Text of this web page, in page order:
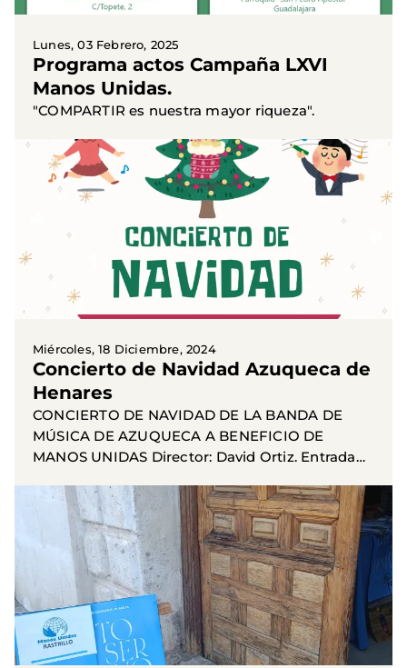
Lunes, 03 Febrero, 2025
Programa actos Campaña LXVI
Manos Unidas.
"COMPARTIR es nuestra mayor riqueza".
Miércoles, 18 Diciembre, 2024
Concierto de Navidad Azuqueca de
Henares
CONCIERTO DE NAVIDAD DE LA BANDA DE
MÚSICA DE AZUQUECA A BENEFICIO DE
MANOS UNIDAS Director: David Ortiz. Entrada
diciembre a las 20 horas en el salón de...